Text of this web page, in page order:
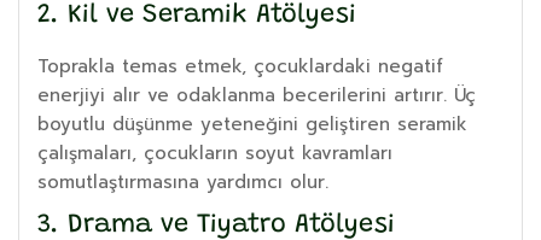
2. Kil ve Seramik Atölyesi
Toprakla temas etmek, çocuklardaki negatif
enerjiyi alır ve odaklanma becerilerini artırır. Üç
boyutlu düşünme yeteneğini geliştiren seramik
çalışmaları, çocukların soyut kavramları
somutlaştırmasına yardımcı olur.
3. Drama ve Tiyatro Atölyesi